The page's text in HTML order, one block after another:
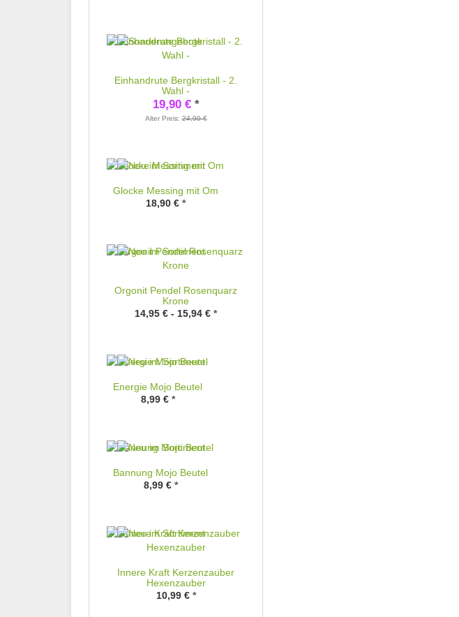
Einhandrute Bergkristall - 2.
Wahl -
19,90 € *
Alter Preis:24,90 €
Glocke Messing mit Om
18,90 € *
Orgonit Pendel Rosenquarz
Krone
14,95 € - 15,94 € *
Energie Mojo Beutel
8,99 € *
Bannung Mojo Beutel
8,99 € *
Innere Kraft Kerzenzauber
Hexenzauber
10,99 € *